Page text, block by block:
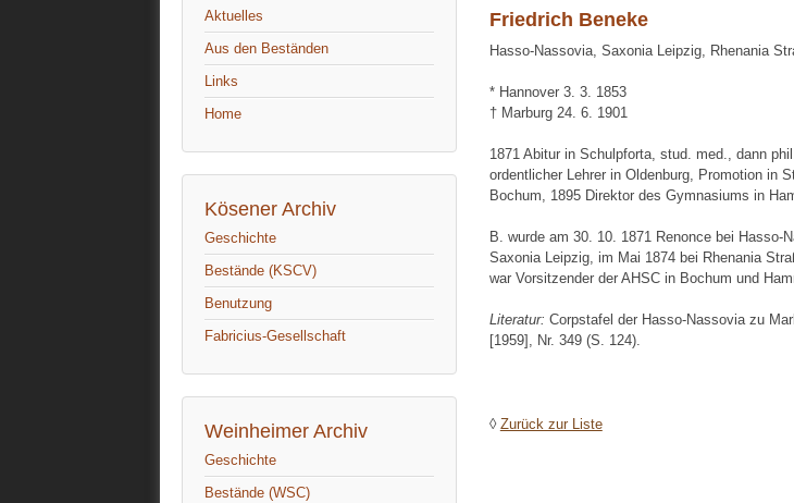
Aktuelles
Aus den Beständen
Links
Home
Kösener Archiv
Geschichte
Bestände (KSCV)
Benutzung
Fabricius-Gesellschaft
Weinheimer Archiv
Geschichte
Bestände (WSC)
Friedrich Beneke
Hasso-Nassovia, Saxonia Leipzig, Rhenania
* Hannover 3. 3. 1853
† Marburg 24. 6. 1901
1871 Abitur in Schulpforta, stud. med., dann
ordentlicher Lehrer in Oldenburg, Promotion in
Bochum, 1895 Direktor des Gymnasiums in
B. wurde am 30. 10. 1871 Renonce bei
Saxonia Leipzig, im Mai 1874 bei Rhenania
war Vorsitzender der AHSC in Bochum und
Literatur: Corpstafel der Hasso-Nassovia zu
[1959], Nr. 349 (S. 124).
◊ Zurück zur Liste